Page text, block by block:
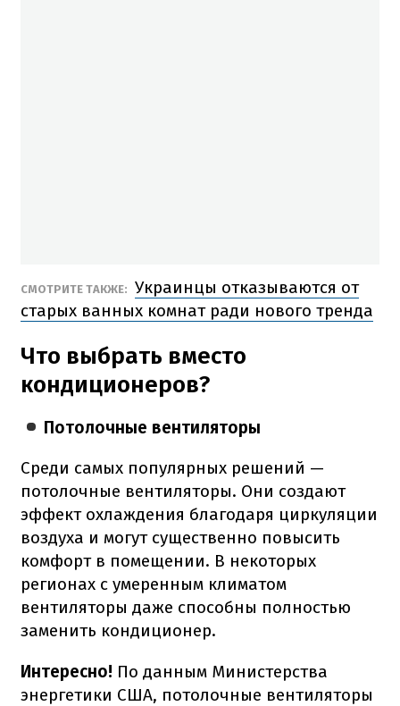
СМОТРИТЕ ТАКЖЕ: Украинцы отказываются от
старых ванных комнат ради нового тренда
Что выбрать вместо
кондиционеров?
Потолочные вентиляторы
Среди самых популярных решений —
потолочные вентиляторы. Они создают
эффект охлаждения благодаря циркуляции
воздуха и могут существенно повысить
комфорт в помещении. В некоторых
регионах с умеренным климатом
вентиляторы даже способны полностью
заменить кондиционер.
Интересно! По данным Министерства
энергетики США, потолочные вентиляторы